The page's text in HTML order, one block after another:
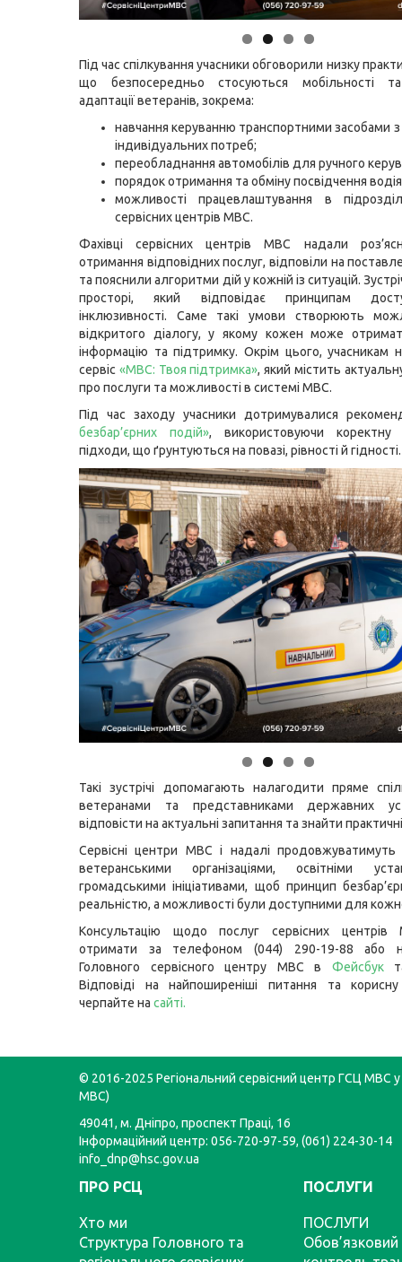
Під час спілкування учасники обговорили низку
що безпосередньо стосуються мобільності та
адаптації ветеранів, зокрема:
навчання керуванню транспортними засобами
індивідуальних потреб;
переобладнання автомобілів для ручного
порядок отримання та обміну посвідчення
можливості працевлаштування в
сервісних центрів МВС.
Фахівці сервісних центрів МВС надали
отримання відповідних послуг, відповіли на
та пояснили алгоритми дій у кожній із ситуацій.
просторі, який відповідає принципам
інклюзивності. Саме такі умови створюють
відкритого діалогу, у якому кожен може
інформацію та підтримку.Окрім цього, учасникам
сервіс «МВС: Твоя підтримка», який містить
про послуги та можливості в системі МВС.
Під час заходу учасники дотримувалися
безбар’єрних подій», використовуючи коректну
підходи, що ґрунтуються на повазі, рівності й гідності.
Такі зустрічі допомагають налагодити пряме
ветеранами та представниками державних
відповісти на актуальні запитання та знайти
Сервісні центри МВС і надалі продовжуватимуть
ветеранськими організаціями, освітніми
громадськими ініціативами, щоб принцип
реальністю, а можливості були доступними для
Консультацію щодо послуг сервісних
отримати за телефоном (044) 290-19-88 або
Головного сервісного центру МВС в Фейсбук
Відповіді на найпоширеніші питання та
черпайте на сайті.
© 2016-2025 Регіональний сервісний центр ГСЦ МВС у
МВС)
49041, м. Дніпро, проспект Праці, 16
Інформаційний центр: 056-720-97-59, (061) 224-30-14
info_dnp@hsc.gov.ua
ПРО РСЦ
Хто ми
Структура Головного та
ПОСЛУГИ
ПОСЛУГИ
Обов’язковий